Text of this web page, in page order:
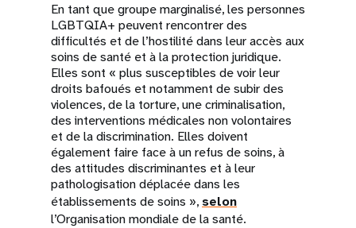
En tant que groupe marginalisé, les personnes
LGBTQIA+ peuvent rencontrer des
difficultés et de l’hostilité dans leur accès aux
soins de santé et à la protection juridique.
Elles sont « plus susceptibles de voir leur
droits bafoués et notamment de subir des
violences, de la torture, une criminalisation,
des interventions médicales non volontaires
et de la discrimination. Elles doivent
également faire face à un refus de soins, à
des attitudes discriminantes et à leur
pathologisation déplacée dans les
établissements de soins », selon
l’Organisation mondiale de la santé.